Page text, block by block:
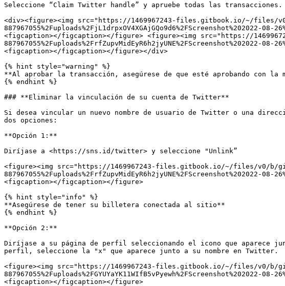
Seleccione “Claim Twitter handle” y apruebe todas las
<div><figure><img src="https://1469967243-files.gitbook.io/~/files/v0/b/
<figcaption></figcaption></figure> <figure><img src="https://
<figcaption></figcaption></figure></div>
{% hint style="warning" %}
**Al aprobar la transacción, asegúrese de que esté aprobando con
{% endhint %}
### **Eliminar la vinculación de su cuenta de Twitter**
Si desea vincular un nuevo nombre de usuario de Twitter o una
dos opciones:
**Opción 1:**
Diríjase a <https://sns.id/twitter> y seleccione "Unlink”
<figure><img src="https://1469967243-files.gitbook.io/~/files/v0/b/
<figcaption></figcaption></figure>
{% hint style="info" %}
**Asegúrese de tener su billetera conectada al sitio**
{% endhint %}
**Opción 2:**
Diríjase a su página de perfil seleccionando el icono que aparece
perfil, seleccione la "x" que aparece junto a su nombre en Twitter.
<figure><img src="https://1469967243-files.gitbook.io/~/files/v0/b/
<figcaption></figcaption></figure>